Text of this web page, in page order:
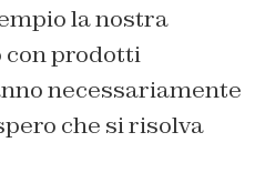
la nostra
con prodotti
necessariamente
che si risolva